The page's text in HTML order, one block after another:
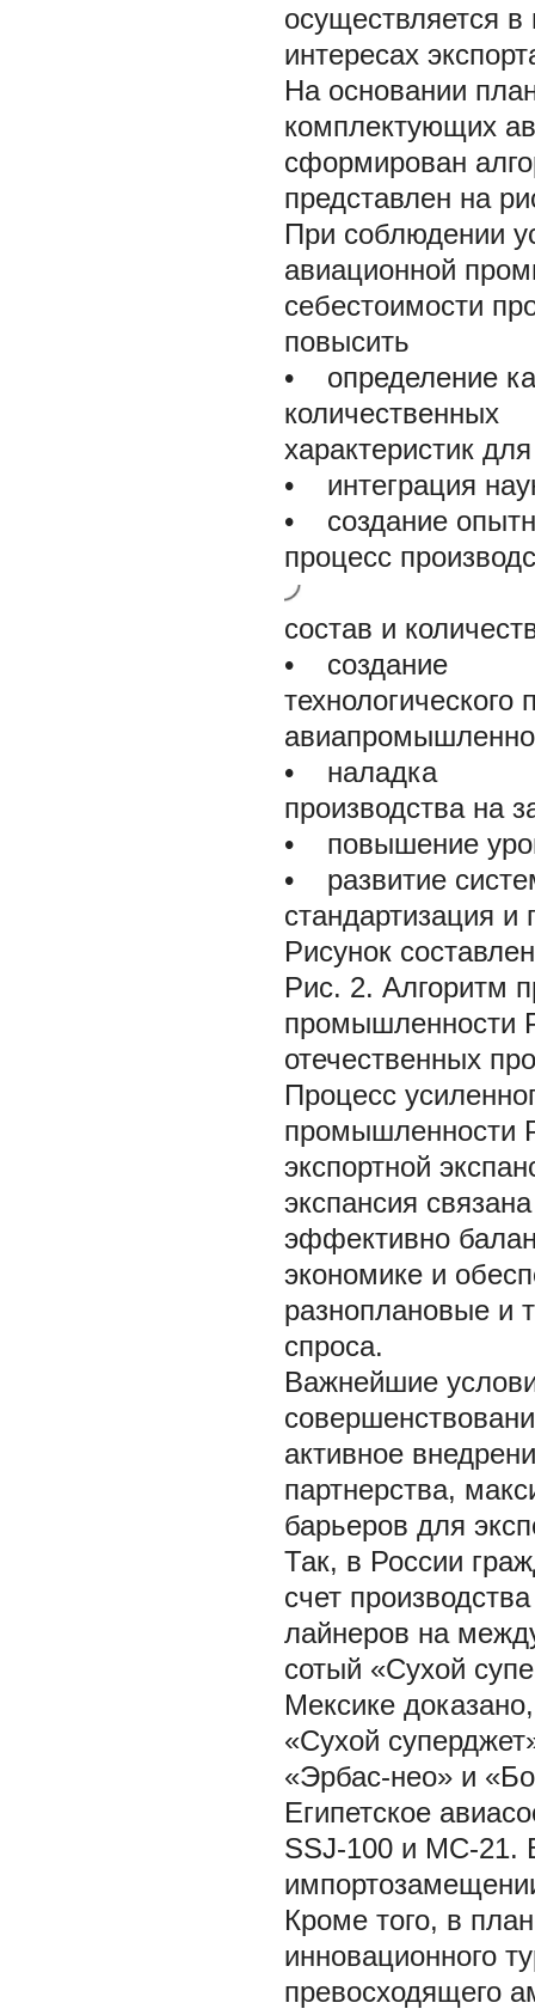
осуществляется в
интересах
На основании
комплектующих
сформирован
представлен на
При соблюдении
авиационной
себестоимости
повысить
• определение
количественных
характеристик
• интеграция
• создание
процесс
состав и
• создание
• наладка
производства на
• повышение
• развитие
стандартизация и
Рисунок
Рис. 2. Алгоритм
промышленности
отечественных
Процесс
промышленности
экспортной
экспансия
эффективно
экономике и
разноплановые и
спроса.
Важнейшие
активное
партнерства,
барьеров для
Так, в России
счет
лайнеров на
сотый «Сухой
Мексике
«Сухой
«Эрбас-нео» и
Египетское
SSJ-100 и МС-21.
Кроме того, в
инновационного
превосходящего